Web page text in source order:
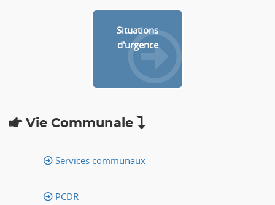
Situations
d'urgence
Vie Communale
Services communaux
PCDR